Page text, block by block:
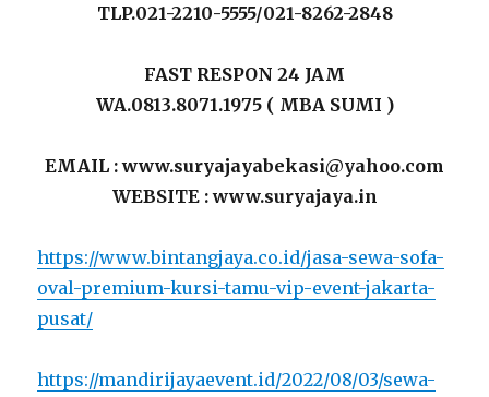
TLP.021-2210-5555/021-8262-2848
FAST RESPON 24 JAM
WA.0813.8071.1975 ( MBA SUMI )
EMAIL : www.suryajayabekasi@yahoo.com
WEBSITE : www.suryajaya.in
https://www.bintangjaya.co.id/jasa-sewa-sofa-
oval-premium-kursi-tamu-vip-event-jakarta-
pusat/
https://mandirijayaevent.id/2022/08/03/sewa-